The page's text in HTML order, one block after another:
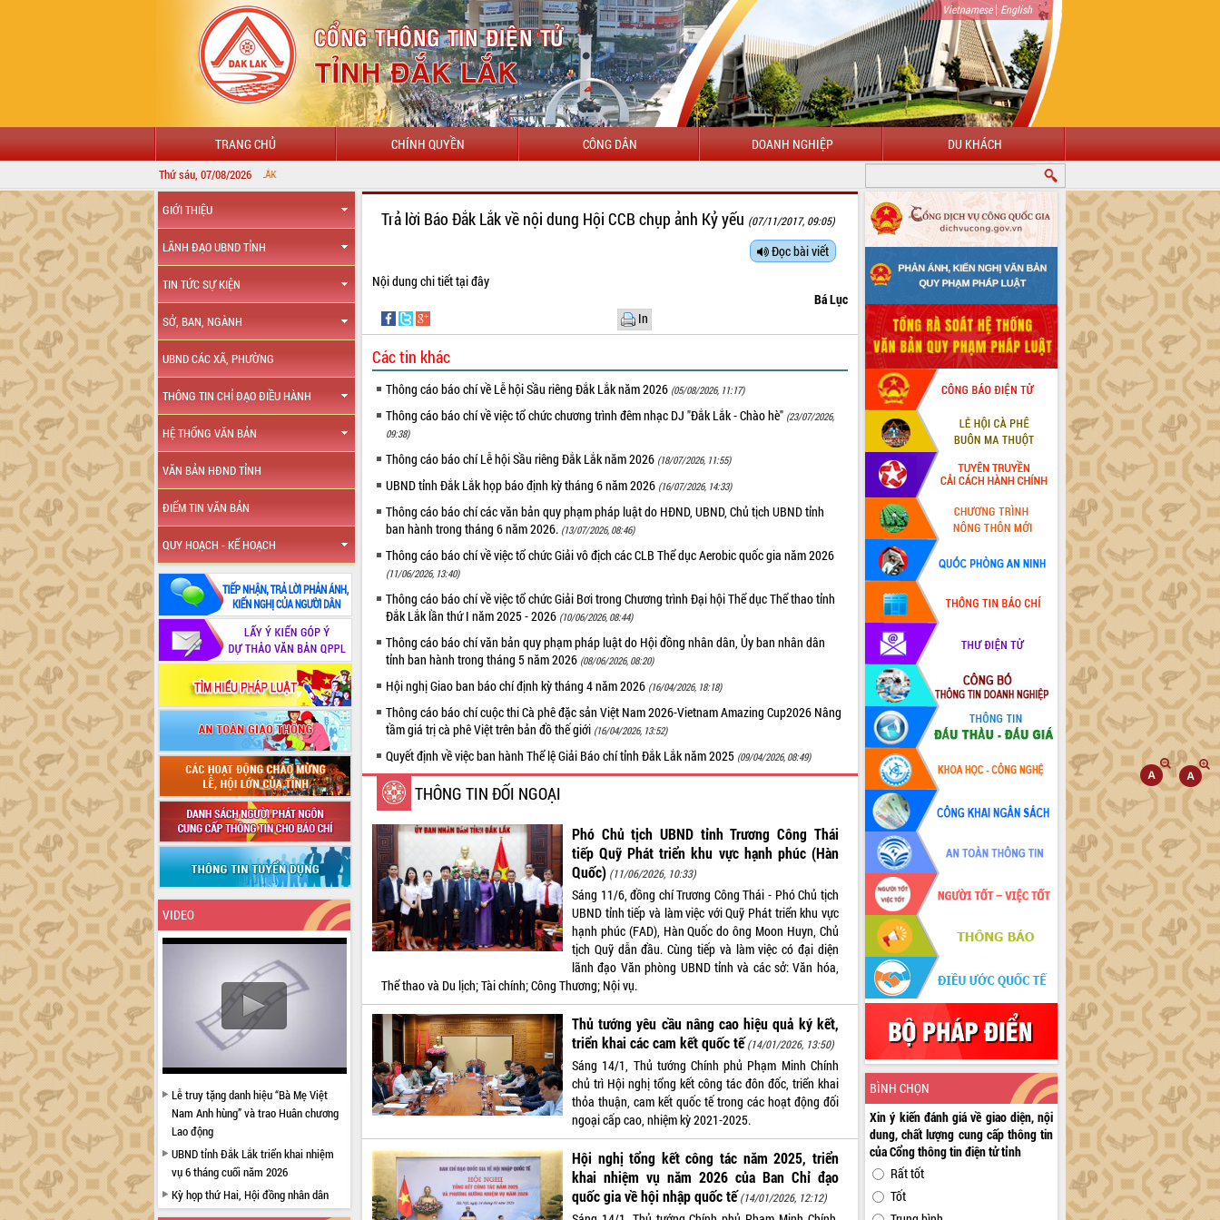
Vietnamese| English
TRANG CHỦ CHÍNH QUYỀN CÔNG DÂN DOANH NGHIỆP DU KHÁCH
Thứ sáu, 07/08/2026 CHÀO MỪNG ĐẾN VỚI CỔNG THÔNG TIN ĐIỆN TỬ TỈNH ĐẮK LẮK
GIỚI THIỆU
LÃNH ĐẠO UBND TỈNH
TIN TỨC SỰ KIỆN
SỞ, BAN, NGÀNH
UBND CÁC XÃ, PHƯỜNG
THÔNG TIN CHỈ ĐẠO ĐIỀU HÀNH
HỆ THỐNG VĂN BẢN
VĂN BẢN HĐND TỈNH
ĐIỂM TIN VĂN BẢN
QUY HOẠCH - KẾ HOẠCH
VIDEO
Lễ truy tặng danh hiệu “Bà Mẹ Việt
Nam Anh hùng” và trao Huân chương
Lao động
UBND tỉnh Đắk Lắk triển khai nhiệm
vụ 6 tháng cuối năm 2026
Kỳ họp thứ Hai, Hội đồng nhân dân
tỉnh khóa XI quyết nghị nhiều nội dung
Trả lời Báo Đắk Lắk về nội dung Hội CCB chụp ảnh Kỷ yếu (07/11/2017, 09:05)
Đọc bài viết
Nội dung chi tiếttại đây
Bá Lục
In
Các tin khác
Thông cáo báo chí về Lễ hội Sầu riêng Đắk Lắk năm 2026 (05/08/2026, 11:17)
Thông cáo báo chí về việc tổ chức chương trình đêm nhạc DJ "Đắk Lắk - Chào hè" (23/07/2026,
09:38)
Thông cáo báo chí Lễ hội Sầu riêng Đắk Lắk năm 2026 (18/07/2026, 11:55)
UBND tỉnh Đắk Lắk họp báo định kỳ tháng 6 năm 2026 (16/07/2026, 14:33)
Thông cáo báo chí các văn bản quy phạm pháp luật do HĐND, UBND, Chủ tịch UBND tỉnh
ban hành trong tháng 6 năm 2026. (13/07/2026, 08:46)
Thông cáo báo chí về việc tổ chức Giải vô địch các CLB Thể dục Aerobic quốc gia năm 2026
(11/06/2026, 13:40)
Thông cáo báo chí về việc tổ chức Giải Bơi trong Chương trình Đại hội Thể dục Thể thao tỉnh
Đắk Lắk lần thứ I năm 2025 - 2026 (10/06/2026, 08:44)
Thông cáo báo chí văn bản quy phạm pháp luật do Hội đồng nhân dân, Ủy ban nhân dân
tỉnh ban hành trong tháng 5 năm 2026 (08/06/2026, 08:20)
Hội nghị Giao ban báo chí định kỳ tháng 4 năm 2026 (16/04/2026, 18:18)
Thông cáo báo chí cuộc thi Cà phê đặc sản Việt Nam 2026-Vietnam Amazing Cup2026 Nâng
tầm giá trị cà phê Việt trên bản đồ thế giới (16/04/2026, 13:52)
Quyết định về việc ban hành Thể lệ Giải Báo chí tỉnh Đắk Lắk năm 2025 (09/04/2026, 08:49)
THÔNG TIN ĐỐI NGOẠI
Phó Chủ tịch UBND tỉnh Trương Công Thái
tiếp Quỹ Phát triển khu vực hạnh phúc (Hàn
Quốc) (11/06/2026, 10:33)
Sáng 11/6, đồng chí Trương Công Thái - Phó Chủ tịch
UBND tỉnh tiếp và làm việc với Quỹ Phát triển khu vực
hạnh phúc (FAD), Hàn Quốc do ông Moon Huyn, Chủ
tịch Quỹ dẫn đầu. Cùng tiếp và làm việc có đại diện
lãnh đạo Văn phòng UBND tỉnh và các sở: Văn hóa,
Thể thao và Du lịch; Tài chính; Công Thương; Nội vụ.
Thủ tướng yêu cầu nâng cao hiệu quả ký kết,
triển khai các cam kết quốc tế (14/01/2026, 13:50)
Sáng 14/1, Thủ tướng Chính phủ Phạm Minh Chính
chủ trì Hội nghị tổng kết công tác đôn đốc, triển khai
thỏa thuận, cam kết quốc tế trong các hoạt động đối
ngoại cấp cao, nhiệm kỳ 2021-2025.
Hội nghị tổng kết công tác năm 2025, triển
khai nhiệm vụ năm 2026 của Ban Chỉ đạo
quốc gia về hội nhập quốc tế (14/01/2026, 12:12)
BÌNH CHỌN
Xin ý kiến đánh giá về giao diện, nội
dung, chất lượng cung cấp thông tin
của Cổng thông tin điện tử tỉnh
Rất tốt
Tốt